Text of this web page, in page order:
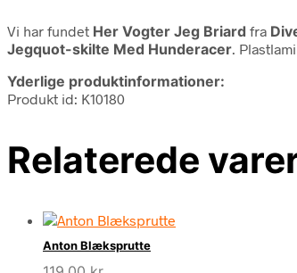
Vi har fundet Her Vogter Jeg Briard fra
Jegquot-skilte Med Hunderacer .
Yderlige produktinformationer:
Produkt id: K10180
Relaterede
Anton Blæksprutte